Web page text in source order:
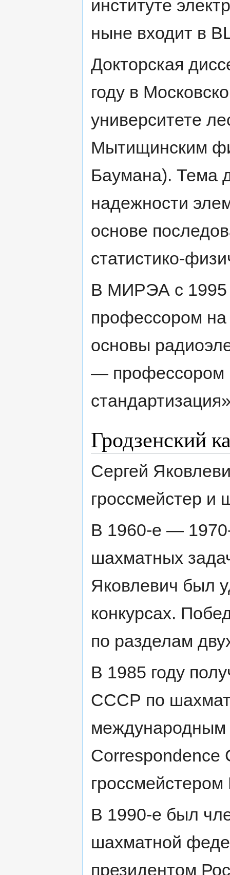
институте
ныне входит в
Докторская
году в
университете
Мытищинским
Баумана). Тема
надежности
основе
статистико-
В МИРЭА с 1995
профессором на
основы
— профессором
Гродзенский
Сергей
гроссмейстер и
В 1960-е —
шахматных
Яковлевич был
конкурсах.
по разделам
В 1985 году
СССР по
Correspondence
В 1990-е был
шахматной
президентом